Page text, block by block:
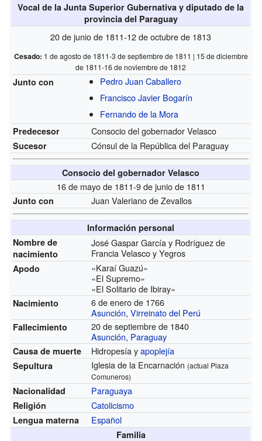
Vocal de la Junta Superior Gubernativa y diputado de la
provincia del Paraguay
20 de junio de 1811-12 de octubre de 1813
Cesado: 1 de agosto de 1811-3 de septiembre de 1811 | 15 de diciembre
de 1811-16 de noviembre de 1812
Junto con
Pedro Juan Caballero
Francisco Javier Bogarín
Fernando de la Mora
Predecesor Consocio del gobernador Velasco
Sucesor Cónsul de la República del Paraguay
Consocio del gobernador Velasco
16 de mayo de 1811-9 de junio de 1811
Junto con Juan Valeriano de Zevallos
Información personal
Nombre de
nacimiento
José Gaspar García y Rodríguez de
Francia Velasco y Yegros
Apodo
«Karaí Guazú»
«El Supremo»
«El Solitario de Ibiray»
Nacimiento
6 de enero de 1766
Asunción,Virreinato del Perú
Fallecimiento
20 de septiembre de 1840
Asunción, Paraguay
Causa de muerte Hidropesía yapoplejía
Sepultura Iglesia de la Encarnación (actual Plaza
Comuneros)
Nacionalidad Paraguaya
Religión Catolicismo
Lengua materna Español
Familia